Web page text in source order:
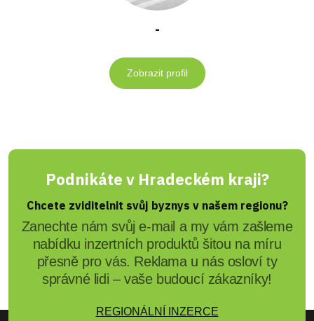
-
Zobrazit profil
Podnikáte v Hradeckém kraji?
Chcete zviditelnit svůj byznys v našem regionu?
Zanechte nám svůj e-mail a my vám zašleme
nabídku inzertních produktů šitou na míru
přesně pro vás. Reklama u nás osloví ty
správné lidi – vaše budoucí zákazníky!
REGIONÁLNÍ INZERCE